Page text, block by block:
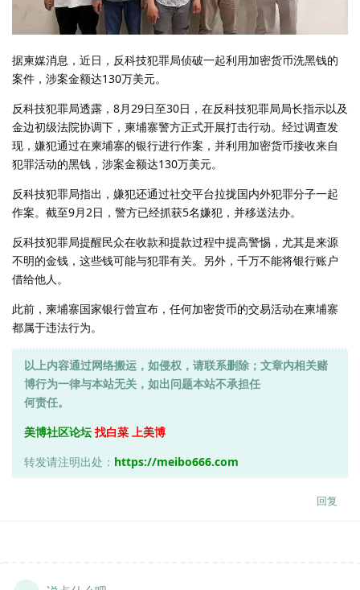
据柬媒消息，近日，反科技犯罪局侦破一起利用加密货币洗黑钱的
案件，涉案金额达130万美元。
反科技犯罪局透露，8月29日至30日，在反科技犯罪局局长指示以及
金边初级法院协调下，柬埔寨警方正式开展打击行动。经过调查发
现，嫌犯通过在柬埔寨的银行进行作案，并利用加密货币接收来自
犯罪活动的黑钱，涉案金额达130万美元。
反科技犯罪局指出，嫌犯还通过社交平台拉拢国内外犯罪分子一起
作案。截至9月2日，警方已经抓获5名嫌犯，并移送法办。
反科技犯罪局提醒民众在收款和提款过程中提高警惕，尤其是来源
不明的金钱，这些钱可能与犯罪有关。另外，千万不能将银行账户
借给他人。
此前，柬埔寨国家银行曾宣布，任何加密货币的交易活动在柬埔寨
都属于违法行为。
以上内容通过网络搬运，如侵权，请联系删除；文章内相关赌
博行为一律与本站无关，如出问题本站不承担任
何责任。
美博社区论坛 找白菜 上美博
转发请注明出处： https://meibo666.com
回复